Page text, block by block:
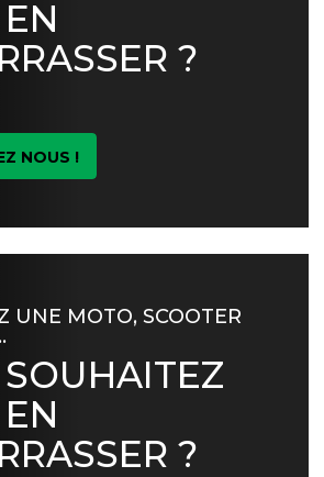
?
NOUS !
UNE MOTO, SCOOTER
?